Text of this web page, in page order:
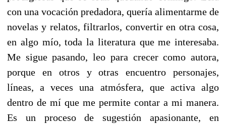
con una vocación predadora, quería alimentarme de
novelas y relatos, filtrarlos, convertir en otra cosa,
en algo mío, toda la literatura que me interesaba.
Me sigue pasando, leo para crecer como autora,
porque en otros y otras encuentro personajes,
líneas, a veces una atmósfera, que activa algo
dentro de mí que me permite contar a mi manera.
Es un proceso de sugestión apasionante, en